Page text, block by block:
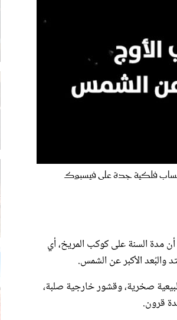
حساب فلكية جدة على فيسبوك
نسبيًا، بمتوسط حرارة يصل إلى 63 درجة مئوية، كما أن مدة السنة على كوكب المريخ، أي
صخرية، وقشور خارجية صلبة،
قرون.